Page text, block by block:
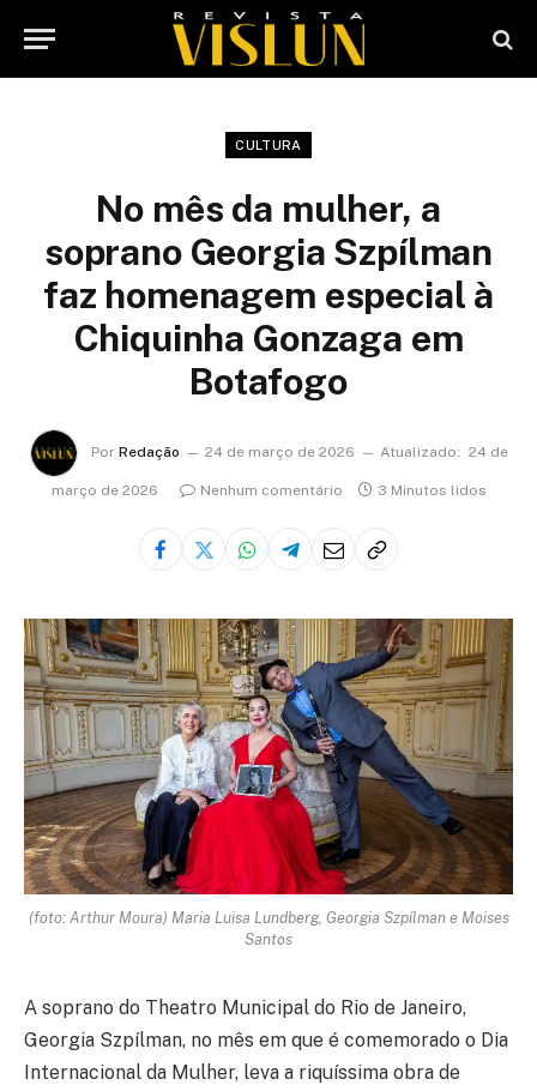
CULTURA
No mês da mulher, a
soprano Georgia Szpílman
faz homenagem especial à
Chiquinha Gonzaga em
Botafogo
Por Redação 24 de março de 2026 Atualizado: 24 de
março de 2026 Nenhum comentário 3 Minutos lidos
(foto: Arthur Moura) Maria Luisa Lundberg, Georgia Szpílman e Moises
Santos
A soprano do Theatro Municipal do Rio de Janeiro,
Georgia Szpílman, no mês em que é comemorado o Dia
Internacional da Mulher, leva a riquíssima obra de